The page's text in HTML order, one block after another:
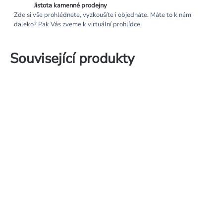
Jistota kamenné prodejny
Zde si vše prohlédnete, vyzkoušíte i objednáte. Máte to k nám
daleko? Pak Vás zveme k virtuální prohlídce.
Související produkty